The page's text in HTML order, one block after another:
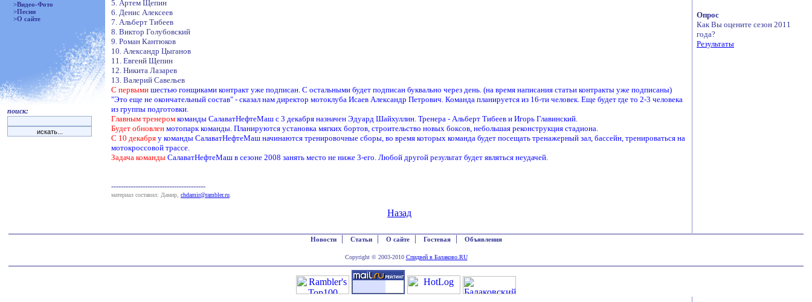
>Видео-Фото
>Песни
>О сайте
поиск:
5. Артем Щепин
6. Денис Алексеев
7. Альберт Тибеев
8. Виктор Голубовский
9. Роман Кантюков
10. Александр Цыганов
11. Евгенй Щепин
12. Никита Лазарев
13. Валерий Савельев
С первыми шестью гонщиками контракт уже подписан. С остальными будет подписан буквально через день. (на время написания статьи контракты уже подписаны)
"Это еще не окончательный состав" - сказал нам директор мотоклуба Исаев Александр Петрович. Команда планируется из 16-ти человек. Еще будет где то 2-3 человека
из группы подготовки.
Главным тренером команды СалаватНефтеМаш с 3 декабря назначен Эдуард Шайхуллин. Тренера - Альберт Тибеев и Игорь Главинский.
Будет обновлен мотопарк команды. Планируются установка мягких бортов, строительство новых боксов, небольшая реконструкция стадиона.
С 10 декабря у команды СалаватНефтеМаш начинаются тренировочные сборы, во время которых команда будет посещать тренажерный зал, бассейн, тренироваться на
мотокроссовой трассе.
Задача команды СалаватНефтеМаш в сезоне 2008 занять место не ниже 3-его. Любой другой результат будет являться неудачей.
---------------------------------------
материал составил: Дамир, chdamir@rambler.ru.
Назад
Опрос
Как Вы оцените сезон 2011
года?
Результаты
Новости| Статьи| О сайте| Гостевая| Объявления
Copyright © 2003-2010 Спидвей в Балаково.RU